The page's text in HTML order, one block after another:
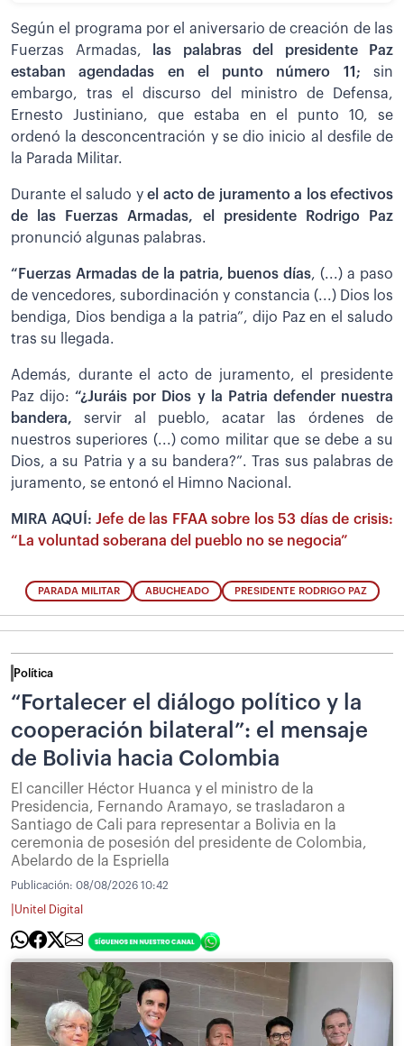
Según el programa por el aniversario de creación de las
Fuerzas Armadas,
las palabras del presidente Paz
estaban agendadas en el punto número 11; sin
embargo, tras el discurso del ministro de Defensa,
Ernesto Justiniano, que estaba en el punto 10, se
ordenó la desconcentración y se dio inicio al desfile de
la Parada Militar.
Durante el saludo yel acto de juramento a los efectivos
de las Fuerzas Armadas, el presidente Rodrigo Paz
pronunció algunas palabras.
“Fuerzas Armadas de la patria, buenos días, (...) a paso
de vencedores, subordinación y constancia (...) Dios los
bendiga, Dios bendiga a la patria”, dijo Paz en el saludo
tras su llegada.
Además, durante el acto de juramento, el presidente
Paz dijo:“¿Juráis por Dios y la Patria defender nuestra
bandera, servir al pueblo, acatar las órdenes de
nuestros superiores (...) como militar que se debe a su
Dios, a su Patria y a su bandera?”. Tras sus palabras de
juramento, se entonó el Himno Nacional.
MIRA AQUÍ:Jefe de las FFAA sobre los 53 días de crisis:
“La voluntad soberana del pueblo no se negocia”
PARADA MILITAR ABUCHEADO PRESIDENTE RODRIGO PAZ
Política
“Fortalecer el diálogo político y la
cooperación bilateral”: el mensaje
de Bolivia hacia Colombia
El canciller Héctor Huanca y el ministro de la
Presidencia, Fernando Aramayo, se trasladaron a
Santiago de Cali para representar a Bolivia en la
ceremonia de posesión del presidente de Colombia,
Abelardo de la Espriella
Publicación: 08/08/2026 10:42
Unitel Digital